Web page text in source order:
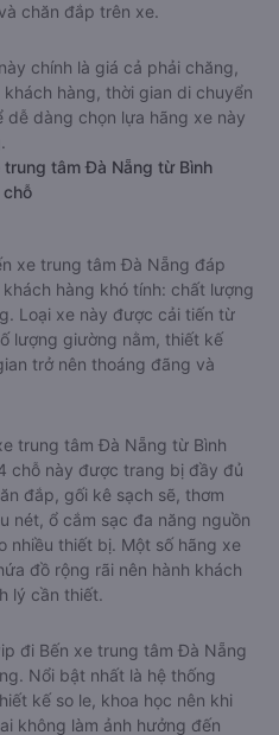
chăn đắp trên xe.
chính là giá cả phải chăng,
hàng, thời gian di chuyển
dễ dàng chọn lựa hãng xe này
tâm Đà Nẵng từ Bình
chỗ
xe trung tâm Đà Nẵng đáp
hàng khó tính: chất lượng
Loại xe này được cải tiến từ
lượng giường nằm, thiết kế
trở nên thoáng đãng và
trung tâm Đà Nẵng từ Bình
chỗ này được trang bị đầy đủ
đắp, gối kê sạch sẽ, thơm
nét, ổ cắm sạc đa năng nguồn
nhiều thiết bị. Một số hãng xe
đồ rộng rãi nên hành khách
lý cần thiết.
đi Bến xe trung tâm Đà Nẵng
Nổi bật nhất là hệ thống
kế so le, khoa học nên khi
không làm ảnh hưởng đến